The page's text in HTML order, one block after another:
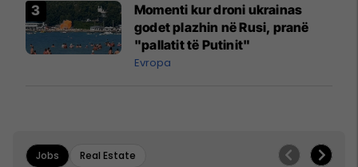
Momenti kur droni ukrainas
godet plazhin në Rusi, pranë
"pallatit të Putinit"
Evropa
Jobs Real Estate